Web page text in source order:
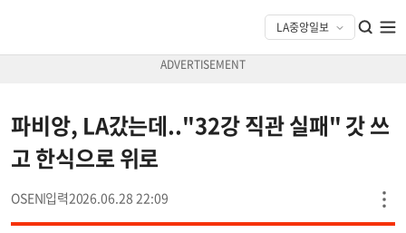
파비앙, LA갔는데.."32강 직관 실패" 갓 쓰
고 한식으로 위로
OSEN 2026.06.28 22:09